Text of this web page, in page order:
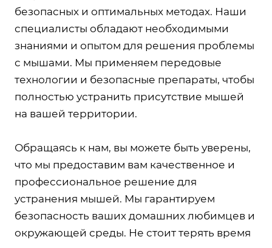
безопасных и оптимальных методах. Наши
специалисты обладают необходимыми
знаниями и опытом для решения проблемы
с мышами. Мы применяем передовые
технологии и безопасные препараты, чтобы
полностью устранить присутствие мышей
на вашей территории.
Обращаясь к нам, вы можете быть уверены,
что мы предоставим вам качественное и
профессиональное решение для
устранения мышей. Мы гарантируем
безопасность ваших домашних любимцев и
окружающей среды. Не стоит терять время